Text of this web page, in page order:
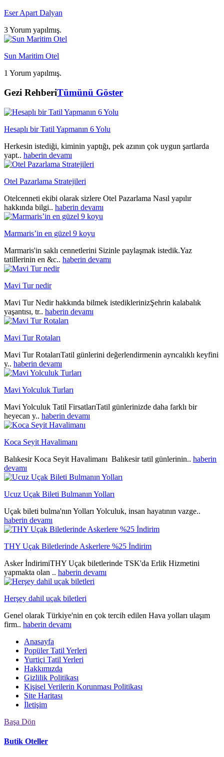
Eser Apart Dalyan
3 Yorum yapılmış.
Sun Maritim Otel
1 Yorum yapılmış.
Gezi RehberiTümünü Göster
Hesaplı bir Tatil Yapmanın 6 Yolu
Herkesin istediği, kiminin yaptığı, pek azının çok uygun şartlarda
yapt.. haberin devamı
Otel Pazarlama Stratejileri
Otelcenneti ekibi olarak sizlere Otel Pazarlama Nasıl yapılır
hakkında bilgi.. haberin devamı
Marmaris’in en güzel 9 koyu
Marmaris'in saklı cennetlerini Sizinle paylaşmak istedik.Yaz
tatillerinin en &c.. haberin devamı
Mavi Tur nedir
Mavi Tur Nedir hakkında bilmek istediklerinizŞehrin kalabalık
yaşantısı, tr.. haberin devamı
Mavi Tur Rotaları
Mavi Tur RotalarıTatil günlerini değerlendirmenin ayrıcalıklı keyfini
y.. haberin devamı
Mavi Yolculuk Turları
Mavi Yolculuk Tatil FirsatlarıTatil günlerinizde daha farklı bir
heyecan y.. haberin devamı
Koca Seyit Havalimanı
Balıkesir Koca Seyit Havalimanı Balıkesir tatil günlerinin.. haberin
devamı
Ucuz Uçak Bileti Bulmanın Yolları
Uçak bileti bulma'nın Yolları Yolculuk, insan hayatının vazge..
haberin devamı
THY Uçak Biletlerinde Askerlere %25 İndirim
Asker İndirimiTHY Uçak biletlerinde TSK'da Erlik Hizmetini
yapmakta olan .. haberin devamı
Herşey dahil uçak biletleri
Genel olarak Türkiye'nin en çok tercih edilen Hava yolları ulaşım
firm.. haberin devamı
Anasayfa
Popüler Tatil Yerleri
Yurtiçi Tatil Yerleri
Hakkımızda
Gizlilik Politikası
Kişisel Verilerin Korunması Politikası
Site Haritası
İletişim
Başa Dön
Butik Oteller